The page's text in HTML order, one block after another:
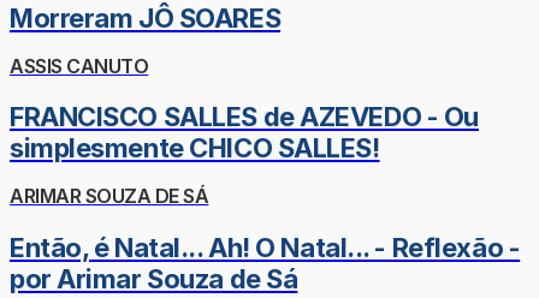
Morreram JÔ SOARES
ASSIS CANUTO
FRANCISCO SALLES de AZEVEDO - Ou
simplesmente CHICO SALLES!
ARIMAR SOUZA DE SÁ
Então, é Natal... Ah! O Natal... - Reflexão -
por Arimar Souza de Sá